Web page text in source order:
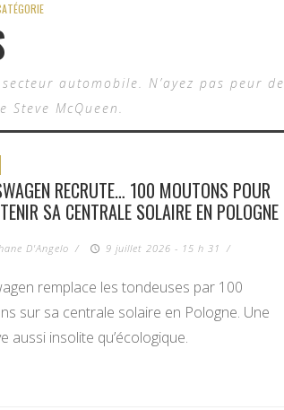
automobile. N’ayez pas peur de
McQueen.
RECRUTE… 100 MOUTONS POUR
SA CENTRALE SOLAIRE EN POLOGNE
D'Angelo / 9 juillet 2026 - 15 h 31 /
remplace les tondeuses par 100
sur sa centrale solaire en Pologne. Une
aussi insolite qu’écologique.